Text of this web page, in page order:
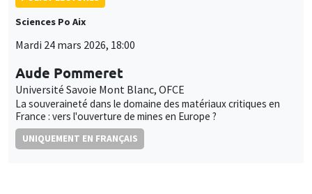
Sciences Po Aix
Mardi 24 mars 2026, 18:00
Aude Pommeret
Université Savoie Mont Blanc, OFCE
La souveraineté dans le domaine des matériaux critiques en
France : vers l'ouverture de mines en Europe ?
UNIQUEMENT EN FRANÇAIS